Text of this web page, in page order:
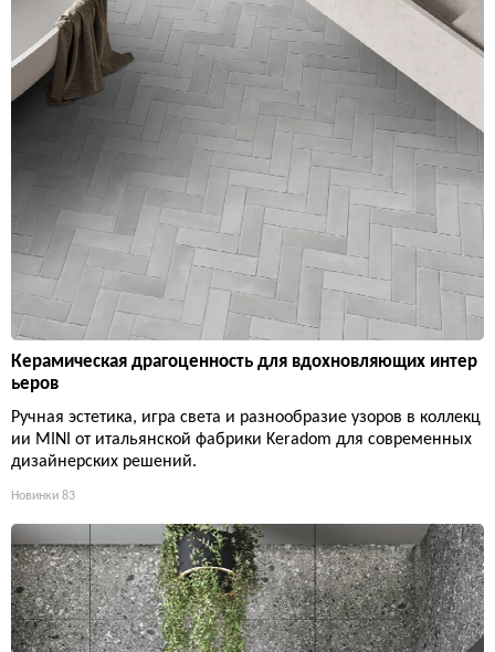
Керамическая драгоценность для вдохновляющих интер
ьеров
Ручная эстетика, игра света и разнообразие узоров в коллекц
ии MINI от итальянской фабрики Keradom для современных
дизайнерских решений.
Новинки 83